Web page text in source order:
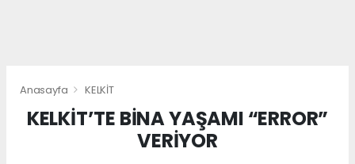
Anasayfa KELKİT
KELKİT’TE BİNA YAŞAMI “ERROR”
VERİYOR